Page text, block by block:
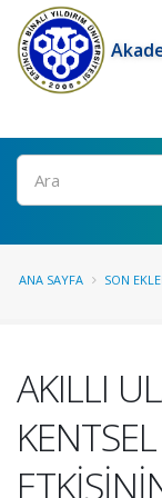
Ara
ANA SAYFA SON
AKILLI